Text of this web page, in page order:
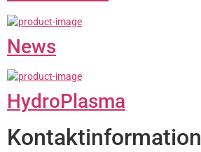
News
HydroPlasma
Kontaktinformation